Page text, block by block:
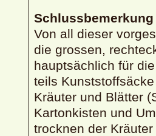
Schlussbemerkung
Von all dieser
die grossen,
hauptsächlich für
teils
Kräuter und Blätter
Kartonkisten und
trocknen der